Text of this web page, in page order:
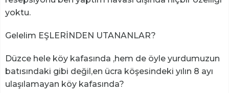
yoktu.
Gelelim EŞLERİNDEN UTANANLAR?
Düzce hele köy kafasında ,hem de öyle yurdumuzun
batısındaki gibi değil,en ücra köşesindeki yılın 8 ayı
ulaşılamayan köy kafasında?